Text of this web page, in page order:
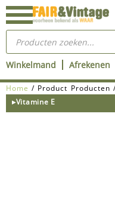
Ga
naar
inhoud
Producten
zoeken
Winkelmand Afrekenen
Home / Product Producten
▸Vitamine E